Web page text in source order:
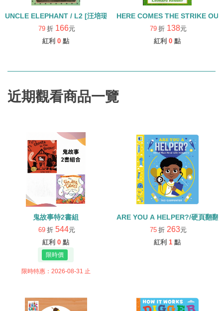
UNCLE ELEPHANT / L2 [汪培珽英文書單]
79 折 166元
紅利 0 點
79 折 138元
紅利 0 點
近期觀看商品一覽
鬼故事特2書組
69 折 544元
紅利 0 點
限時特惠：2026-08-31 止
ARE YOU A HELPER?/硬頁翻翻
75 折 263元
紅利 1 點